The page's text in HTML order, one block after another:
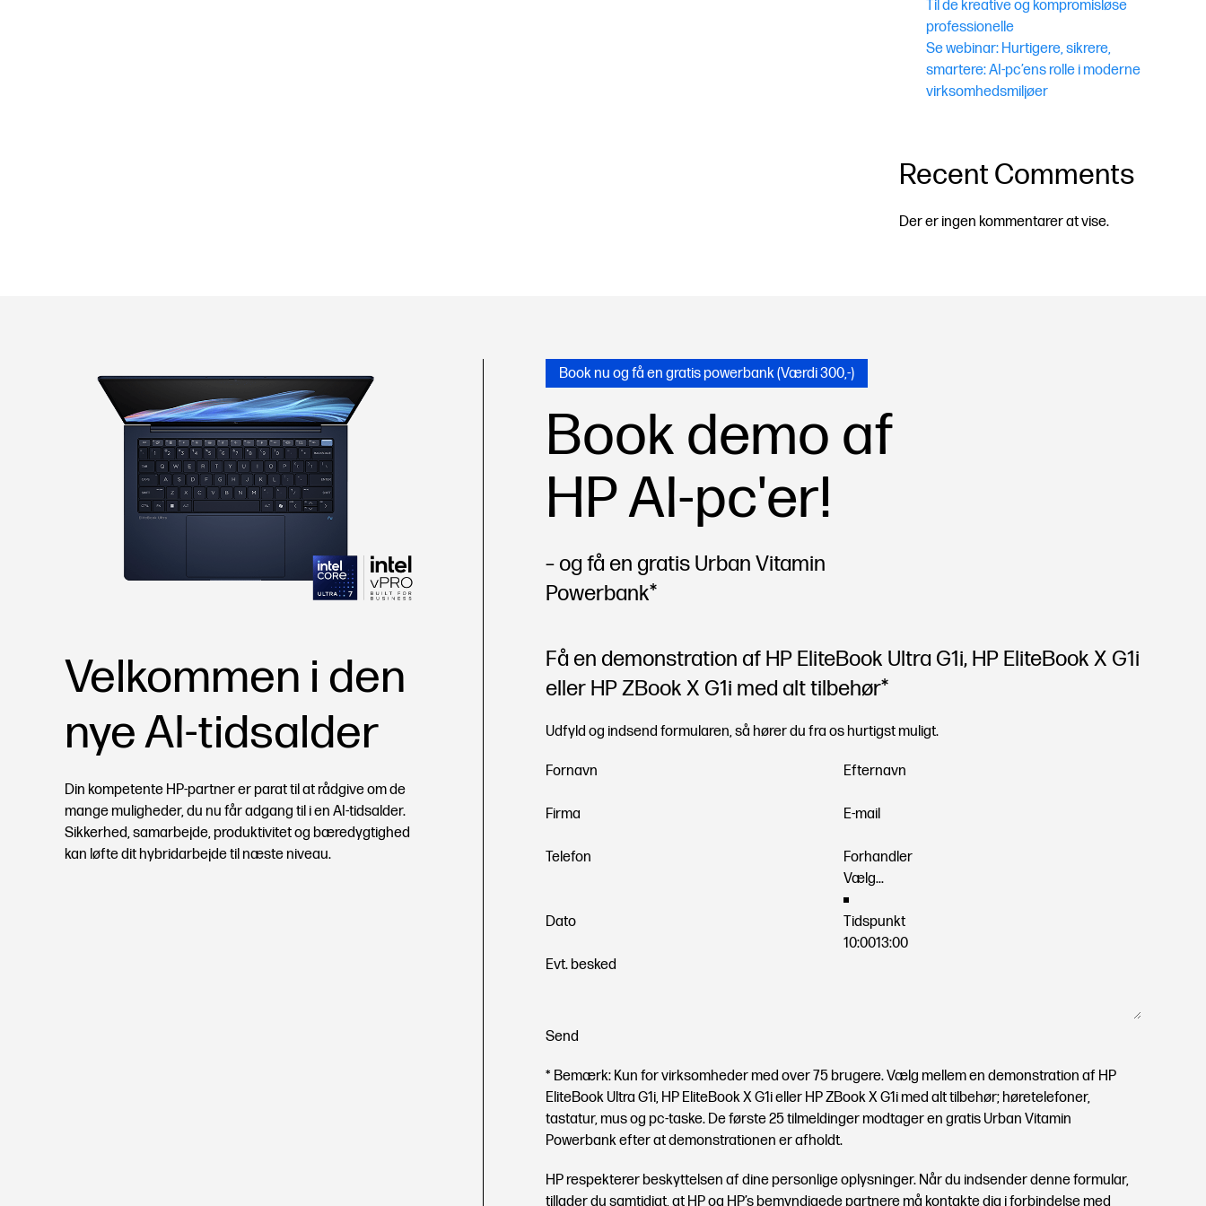
Til de kreative og kompromisløse
professionelle
Se webinar: Hurtigere, sikrere,
smartere: AI-pc’ens rolle i moderne
virksomhedsmiljøer
Recent Comments
Der er ingen kommentarer at vise.
Velkommen i den
nye AI-tidsalder
Din kompetente HP-partner er parat til at rådgive om de
mange muligheder, du nu får adgang til i en AI-tidsalder.
Sikkerhed, samarbejde, produktivitet og bæredygtighed
kan løfte dit hybridarbejde til næste niveau.
Book nu og få en gratis powerbank (Værdi 300,-)
Book demo af
HP AI-pc'er!
– og få en gratis Urban Vitamin
Powerbank*
Få en demonstration af HP EliteBook Ultra G1i, HP EliteBook X G1i
eller HP ZBook X G1i med alt tilbehør*
Udfyld og indsend formularen, så hører du fra os hurtigst muligt.
Section
Fornavn Efternavn
Firma E-mail
Telefon Forhandler
Dato
Tidspunkt
10:0013:00
Evt. besked
Send
* Bemærk: Kun for virksomheder med over 75 brugere. Vælg mellem en demonstration af HP
EliteBook Ultra G1i, HP EliteBook X G1i eller HP ZBook X G1i med alt tilbehør; høretelefoner,
tastatur, mus og pc-taske. De første 25 tilmeldinger modtager en gratis Urban Vitamin
Powerbank efter at demonstrationen er afholdt.
HP respekterer beskyttelsen af dine personlige oplysninger. Når du indsender denne formular,
tillader du samtidigt, at HP og HP’s bemyndigede partnere må kontakte dig i forbindelse med